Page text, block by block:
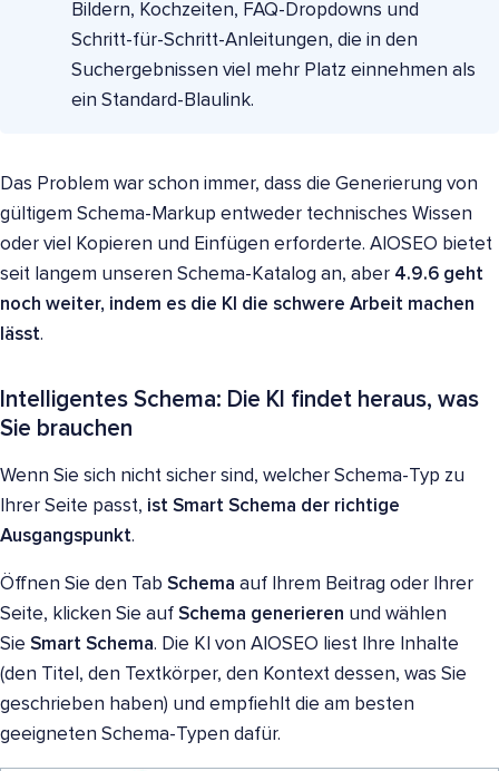
Bildern, Kochzeiten, FAQ-Dropdowns und
Schritt-für-Schritt-Anleitungen, die in den
Suchergebnissen viel mehr Platz einnehmen als
ein Standard-Blaulink.
Das Problem war schon immer, dass die Generierung von
gültigem Schema-Markup entweder technisches Wissen
oder viel Kopieren und Einfügen erforderte. AIOSEO bietet
seit langem unseren Schema-Katalog an, aber 4.9.6 geht
noch weiter, indem es die KI die schwere Arbeit machen
lässt.
Intelligentes Schema: Die KI findet heraus, was
Sie brauchen
Wenn Sie sich nicht sicher sind, welcher Schema-Typ zu
Ihrer Seite passt, ist Smart Schema der richtige
Ausgangspunkt.
Öffnen Sie den Tab Schema auf Ihrem Beitrag oder Ihrer
Seite, klicken Sie auf Schema generieren und wählen
Sie Smart Schema. Die KI von AIOSEO liest Ihre Inhalte
(den Titel, den Textkörper, den Kontext dessen, was Sie
geschrieben haben) und empfiehlt die am besten
geeigneten Schema-Typen dafür.